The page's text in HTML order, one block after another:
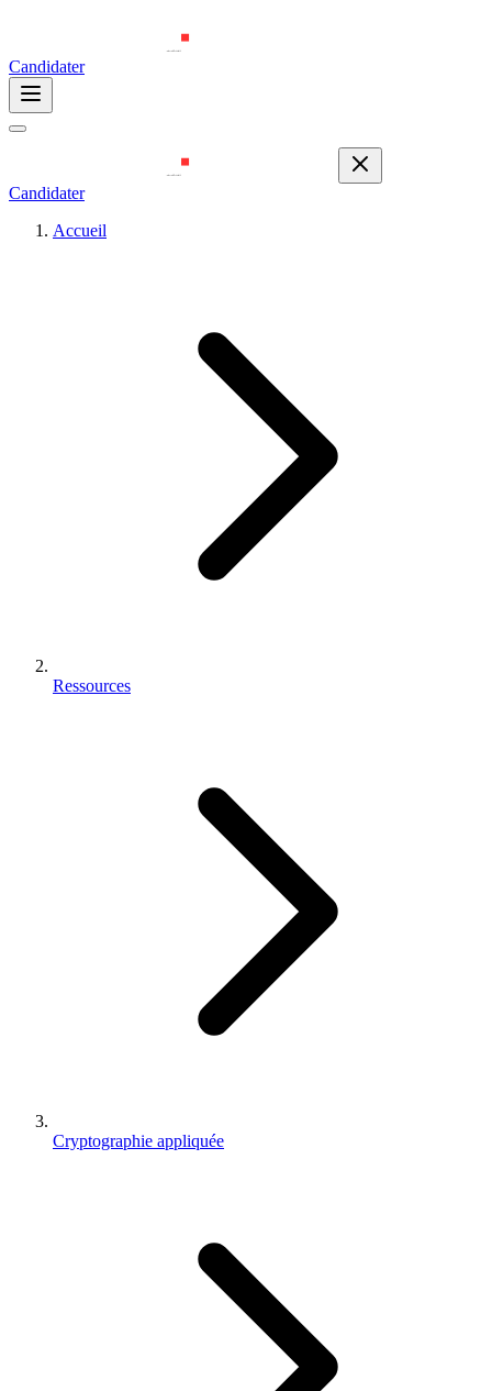
Candidater
Candidater
Accueil
Ressources
Cryptographie appliquée